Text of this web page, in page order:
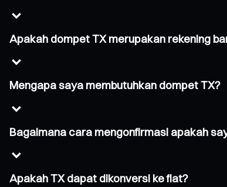
Apakah dompet TX merupakan rekening
Mengapa saya membutuhkan dompet TX?
Bagaimana cara mengonfirmasi apakah
Apakah TX dapat dikonversi ke fiat?